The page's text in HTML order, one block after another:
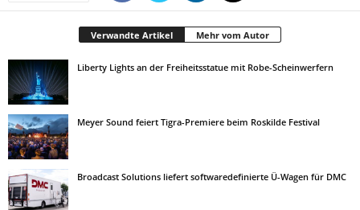
Verwandte Artikel Mehr vom Autor
Liberty Lights an der Freiheitsstatue mit Robe-Scheinwerfern
Meyer Sound feiert Tigra-Premiere beim Roskilde Festival
Broadcast Solutions liefert softwaredefinierte Ü-Wagen für DMC